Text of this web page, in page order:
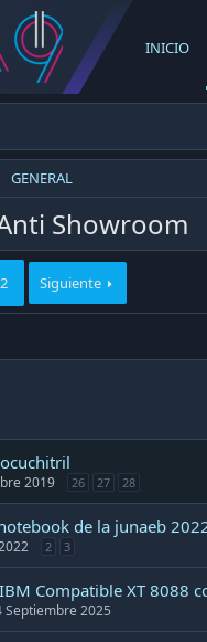
INICIO
GENERAL
Showroom
Siguiente
2019 26 27 28
de la junaeb
2 3
IBM Compatible XT 8088
Septiembre 2025